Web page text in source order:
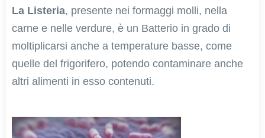
La Listeria, presente nei formaggi molli, nella
carne e nelle verdure, è un Batterio in grado di
moltiplicarsi anche a temperature basse, come
quelle del frigorifero, potendo contaminare anche
altri alimenti in esso contenuti.